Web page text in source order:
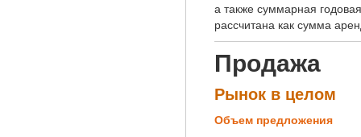
а также суммарная
рассчитана как сумма
Продажа
Рынок в целом
Объем предложения